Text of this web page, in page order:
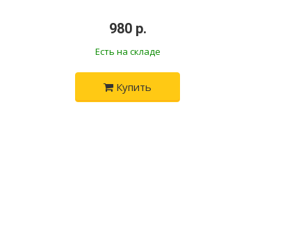
980 р.
Есть на складе
Купить